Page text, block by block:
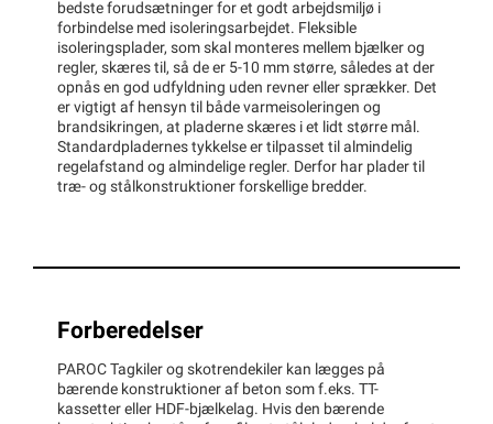
bedste forudsætninger for et godt arbejdsmiljø i
forbindelse med isoleringsarbejdet. Fleksible
isoleringsplader, som skal monteres mellem bjælker og
regler, skæres til, så de er 5-10 mm større, således at der
opnås en god udfyldning uden revner eller sprækker. Det
er vigtigt af hensyn til både varmeisoleringen og
brandsikringen, at pladerne skæres i et lidt større mål.
Standardpladernes tykkelse er tilpasset til almindelig
regelafstand og almindelige regler. Derfor har plader til
træ- og stålkonstruktioner forskellige bredder.
Forberedelser
PAROC Tagkiler og skotrendekiler kan lægges på
bærende konstruktioner af beton som f.eks. TT-
kassetter eller HDF-bjælkelag. Hvis den bærende